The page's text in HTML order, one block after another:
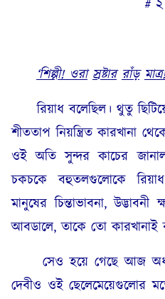
#
‘শিল্পী!ওরা স্রষ্টার রাঁড় মাত্র!
রিয়াধ বলেছিল। থুতু
শীততাপ নিয়ন্ত্রিত কারখানা
ওই অতি সুন্দর কাচের
চকচকে বহুতলগুলোকে
মানুষের চিন্তাভাবনা,
আবডালে, তাকে তো কারখানাই
সেও হয়ে গেছে আজ অর্ধ
দেবীও ওই ছেলেমেয়েগুলোর